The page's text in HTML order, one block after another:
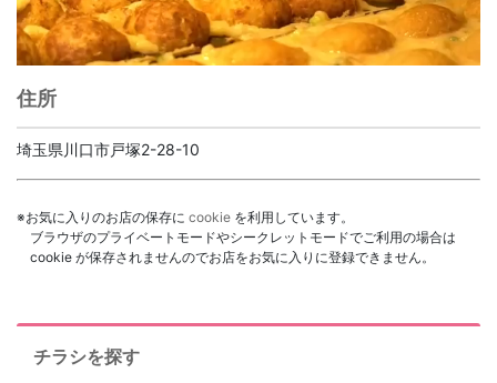
住所
埼玉県川口市戸塚2-28-10
※お気に入りのお店の保存に cookie を利用しています。
ブラウザのプライベートモードやシークレットモードでご利用の場合は
cookie が保存されませんのでお店をお気に入りに登録できません。
チラシを探す